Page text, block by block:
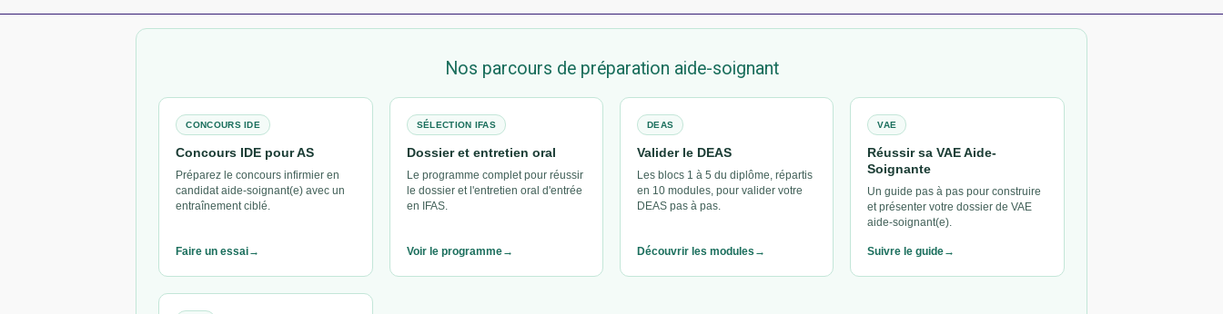
Nos parcours de préparation aide-soignant
CONCOURS IDE
Concours IDE pour AS
Préparez le concours infirmier en
candidat aide-soignant(e) avec un
entraînement ciblé.
Faire un essai
SÉLECTION IFAS
Dossier et entretien oral
Le programme complet pour réussir
le dossier et l'entretien oral d'entrée
en IFAS.
Voir le programme
DEAS
Valider le DEAS
Les blocs 1 à 5 du diplôme, répartis
en 10 modules, pour valider votre
DEAS pas à pas.
Découvrir les modules
VAE
Réussir sa VAE Aide-
Soignante
Un guide pas à pas pour construire
et présenter votre dossier de VAE
aide-soignant(e).
Suivre le guide